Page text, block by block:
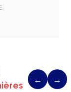
← →